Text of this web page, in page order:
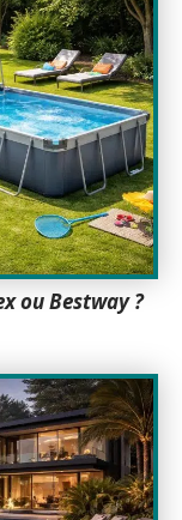
ou Bestway ?